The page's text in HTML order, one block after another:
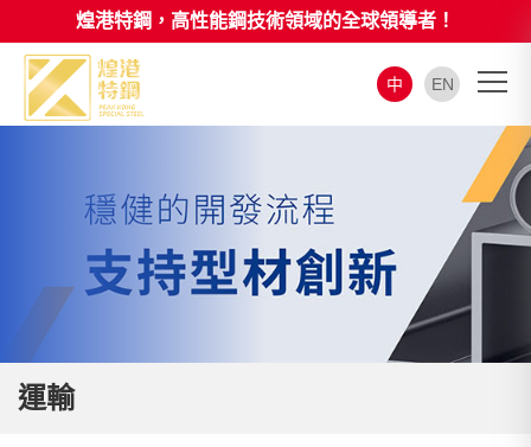
煌港特鋼，高性能鋼技術領域的全球領導者！
中 EN
運輸